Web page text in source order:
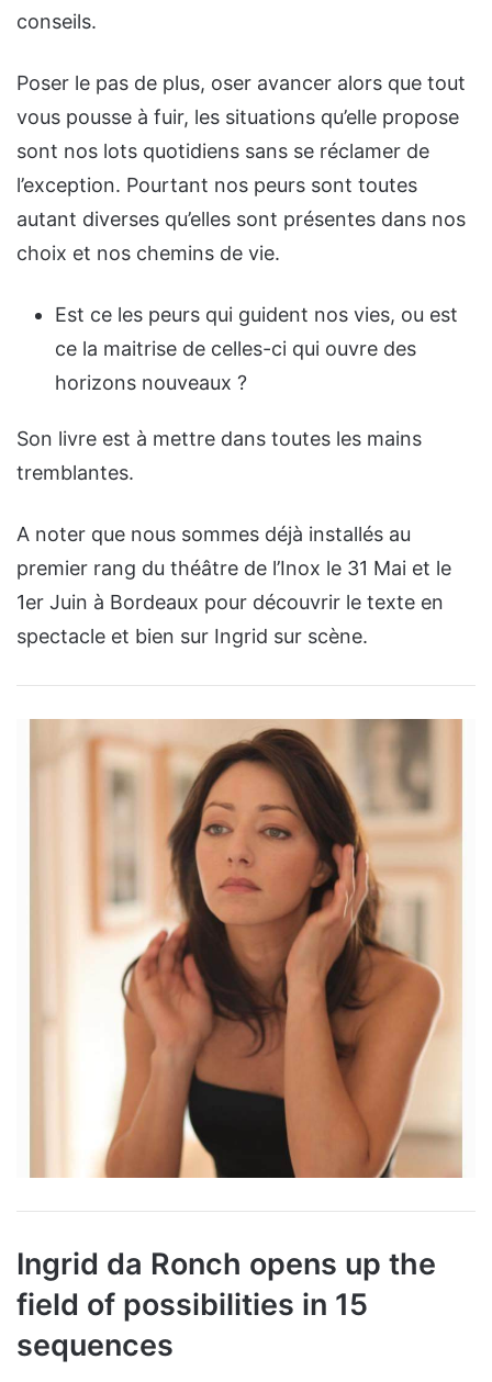
conseils.
Poser le pas de plus, oser avancer alors que tout
vous pousse à fuir, les situations qu’elle propose
sont nos lots quotidiens sans se réclamer de
l’exception. Pourtant nos peurs sont toutes
autant diverses qu’elles sont présentes dans nos
choix et nos chemins de vie.
Est ce les peurs qui guident nos vies, ou est
ce la maitrise de celles-ci qui ouvre des
horizons nouveaux ?
Son livre est à mettre dans toutes les mains
tremblantes.
A noter que nous sommes déjà installés au
premier rang du théâtre de l’Inox le 31 Mai et le
1er Juin à Bordeaux pour découvrir le texte en
spectacle et bien sur Ingrid sur scène.
Ingrid da Ronch opens up the
field of possibilities in 15
sequences